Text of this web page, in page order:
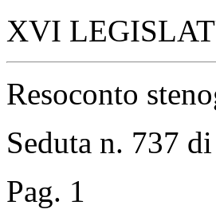
XVI
Resoconto
Seduta n. 737
Pag. 1